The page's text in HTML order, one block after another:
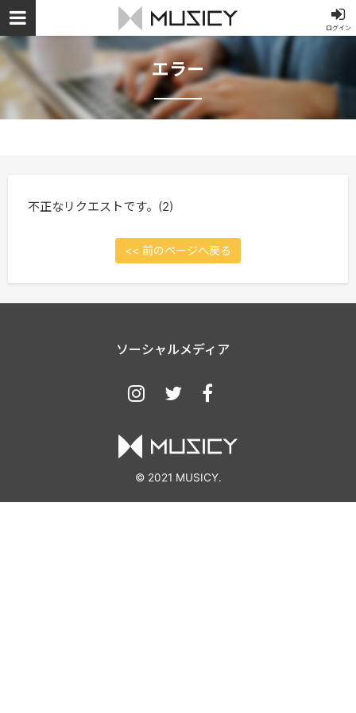
ログイン
エラー
不正なリクエストです。(2)
<< 前のページへ戻る
ソーシャルメディア
© 2021 MUSICY.